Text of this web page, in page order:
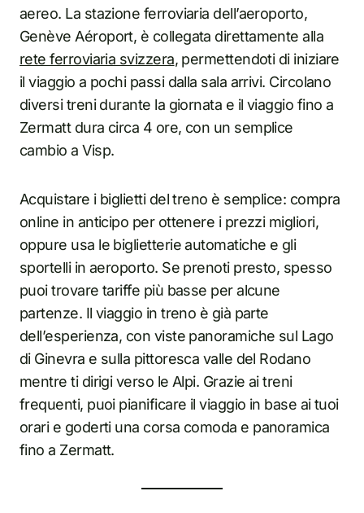
aereo. La stazione ferroviaria dell’aeroporto,
Genève Aéroport, è collegata direttamente alla
rete ferroviaria svizzera, permettendoti di iniziare
il viaggio a pochi passi dalla sala arrivi. Circolano
diversi treni durante la giornata e il viaggio fino a
Zermatt dura circa 4 ore, con un semplice
cambio a Visp.
Acquistare i biglietti del treno è semplice: compra
online in anticipo per ottenere i prezzi migliori,
oppure usa le biglietterie automatiche e gli
sportelli in aeroporto. Se prenoti presto, spesso
puoi trovare tariffe più basse per alcune
partenze. Il viaggio in treno è già parte
dell’esperienza, con viste panoramiche sul Lago
di Ginevra e sulla pittoresca valle del Rodano
mentre ti dirigi verso le Alpi. Grazie ai treni
frequenti, puoi pianificare il viaggio in base ai tuoi
orari e goderti una corsa comoda e panoramica
fino a Zermatt.